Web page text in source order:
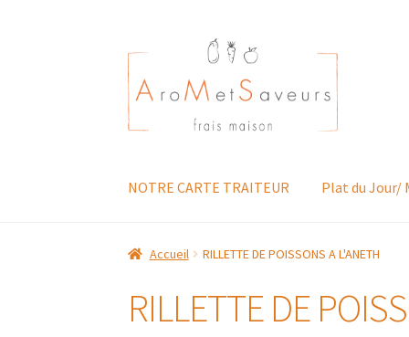
Aller
à
la
navigation
Aller
au
contenu
NOTRE CARTE TRAITEUR Plat du Jour/
Accueil RILLETTE DE POISSONS A L'ANETH
RILLETTE DE